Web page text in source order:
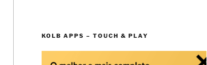
KOLB APPS – TOUCH & PLAY